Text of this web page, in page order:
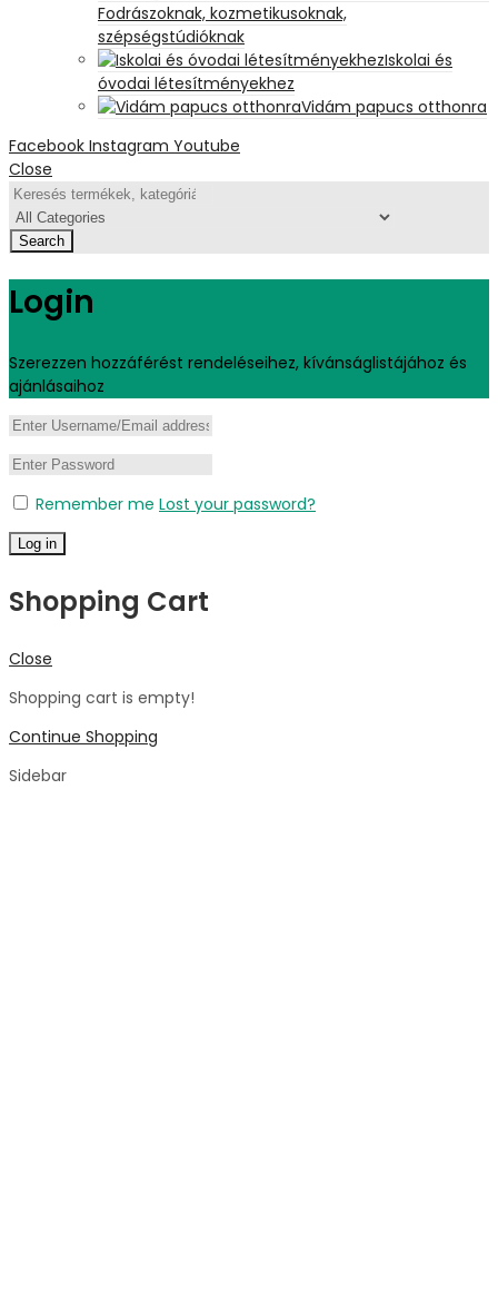
Fodrászoknak, kozmetikusoknak,
szépségstúdióknak
Iskolai és
óvodai létesítményekhez
Vidám papucs otthonra
Facebook Instagram Youtube
Close
Search
Login
Szerezzen hozzáférést rendeléseihez, kívánságlistájához és
ajánlásaihoz
Remember me Lost your password?
Log in
Shopping Cart
Close
Shopping cart is empty!
Continue Shopping
Sidebar